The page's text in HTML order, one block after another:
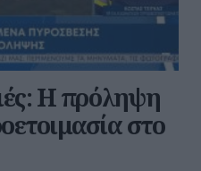
Η πρόληψη
στο